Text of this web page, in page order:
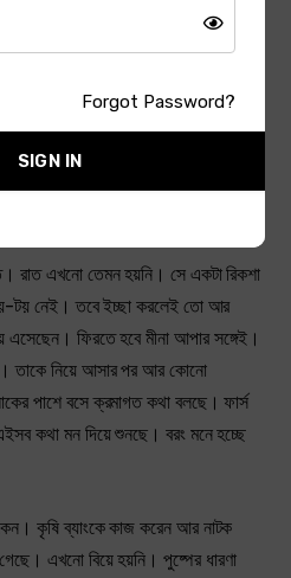
তার চোখে পানি এসে যাচ্ছে। কি রকম
রাত এখনো তেমন হয়নি। সে একটা রিকশা
টয় নেই। তবে ইচ্ছা করলেই তো আর
এসেছেন। ফিরতে হবে মীনা আপার সঙ্গেই।
তাকে নিয়ে আসার পর আর কোনো
পাশে বসে ক্রমাগত কথা বলছে। ফার্স
কথা মন দিয়ে শুনছে। বরং মনে হচ্ছে
কৃষি ব্যাংকে কাজ করেন আর নাটক
এখনো বিয়ে হয়নি। পুষ্পের ধারণা
Forgot Password?
SIGN IN